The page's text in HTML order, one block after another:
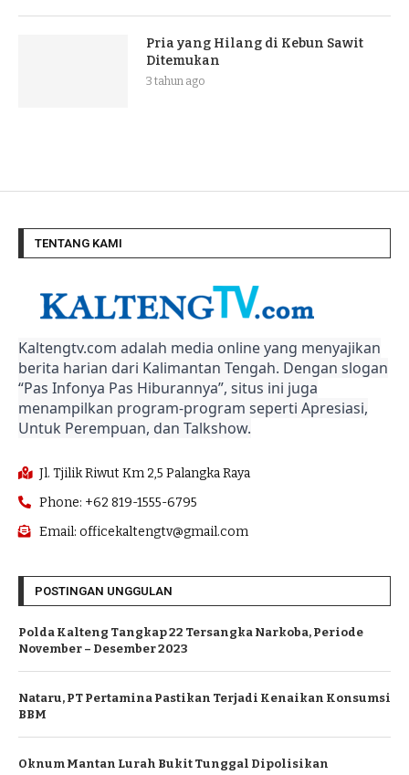
Pria yang Hilang di Kebun Sawit
Ditemukan
3 tahun ago
TENTANG KAMI
Kaltengtv.com adalah media online yang menyajikan
berita harian dari Kalimantan Tengah. Dengan slogan
“Pas Infonya Pas Hiburannya”, situs ini juga
menampilkan program-program seperti Apresiasi,
Untuk Perempuan, dan Talkshow.
Jl. Tjilik Riwut Km 2,5 Palangka Raya
Phone: +62 819-1555-6795
Email: officekaltengtv@gmail.com
POSTINGAN UNGGULAN
Polda Kalteng Tangkap 22 Tersangka Narkoba, Periode
November – Desember 2023
Nataru, PT Pertamina Pastikan Terjadi Kenaikan Konsumsi
BBM
Oknum Mantan Lurah Bukit Tunggal Dipolisikan